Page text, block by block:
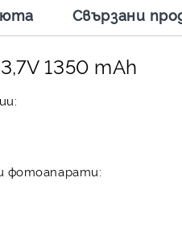
Свързани
1350 mAh
фотоапарати: